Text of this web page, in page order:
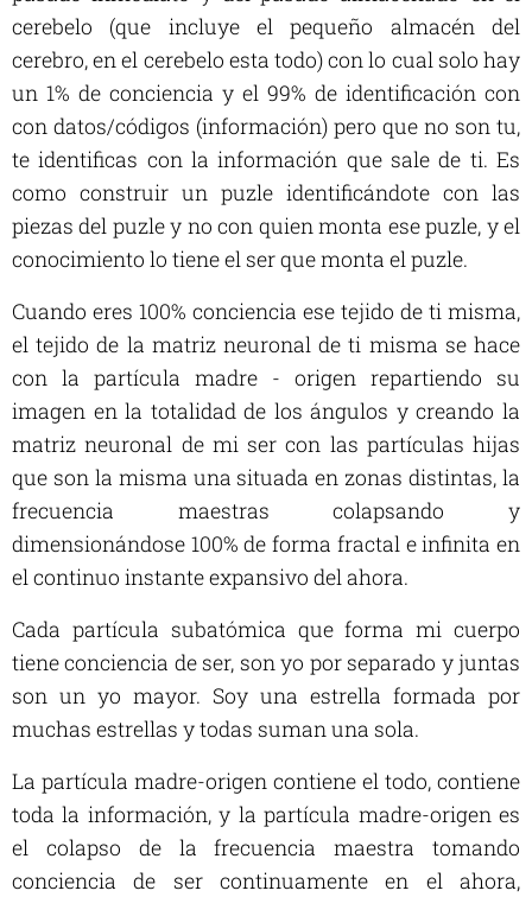
cerebelo (que incluye el pequeño almacén del
cerebro, en el cerebelo esta todo) con lo cual solo hay
un 1% de conciencia y el 99% de identificación con
con datos/códigos (información) pero que no son tu,
te identificas con la información que sale de ti. Es
como construir un puzle identificándote con las
piezas del puzle y no con quien monta ese puzle, y el
conocimiento lo tiene el ser que monta el puzle.
Cuando eres 100% conciencia ese tejido de ti misma,
el tejido de la matriz neuronal de ti misma se hace
con la partícula madre - origen repartiendo su
imagen en la totalidad de los ángulos y creando la
matriz neuronal de mi ser con las partículas hijas
que son la misma una situada en zonas distintas, la
frecuencia maestras colapsando y
dimensionándose 100% de forma fractal e infinita en
el continuo instante expansivo del ahora.
Cada partícula subatómica que forma mi cuerpo
tiene conciencia de ser, son yo por separado y juntas
son un yo mayor. Soy una estrella formada por
muchas estrellas y todas suman una sola.
La partícula madre-origen contiene el todo, contiene
toda la información, y la partícula madre-origen es
el colapso de la frecuencia maestra tomando
conciencia de ser continuamente en el ahora,